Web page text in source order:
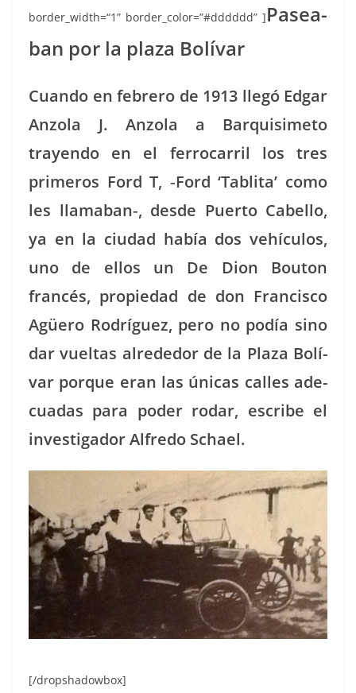
border_width=“1” border_color=”#dddddd” ]Pasea­
ban por la plaza Bolívar
Cuan­do en febrero de 1913 llegó Edgar
Anzo­la J. Anzo­la a Bar­quisime­to
trayen­do en el fer­ro­car­ril los tres
primeros Ford T, ‑Ford ‘Tabli­ta’ como
les llamaban‑, des­de Puer­to Cabel­lo,
ya en la ciu­dad había dos vehícu­los,
uno de ellos un De Dion Bou­ton
francés, propiedad de don Fran­cis­co
Agüero Rodríguez, pero no podía sino
dar vueltas alrede­dor de la Plaza Bolí­
var porque eran las úni­cas calles ade­
cuadas para poder rodar, escribe el
inves­ti­gador Alfre­do Schael.
[/dropshadowbox]